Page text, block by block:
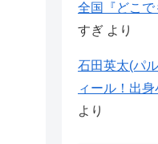
全国『どこ
すぎ より
石田英太(パ
ィール！出
より